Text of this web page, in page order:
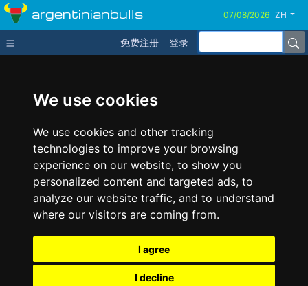
We use cookies
We use cookies and other tracking
technologies to improve your browsing
experience on our website, to show you
personalized content and targeted ads, to
analyze our website traffic, and to understand
where our visitors are coming from.
I agree
I decline
argentinianbulls ZH
免费注册 登录